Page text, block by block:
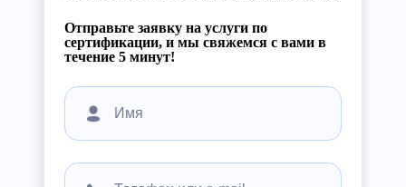
Отправьте заявку на услуги по
сертификации, и мы свяжемся с вами в
течение 5 минут!